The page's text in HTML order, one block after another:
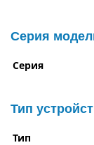
Серия
Серия
Тип
Тип